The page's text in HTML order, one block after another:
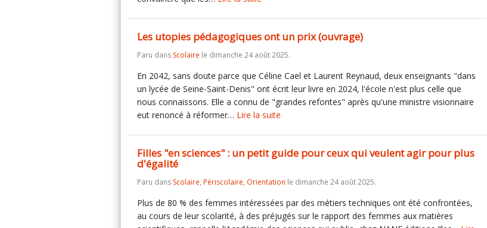
Les utopies pédagogiques ont un prix (ouvrage)
Paru dans Scolaire le dimanche 24 août 2025.
En 2042, sans doute parce que Céline Cael et Laurent Reynaud, deux enseignants "dans
un lycée de Seine-Saint-Denis" ont écrit leur livre en 2024, l'école n'est plus celle que
nous connaissons. Elle a connu de "grandes refontes" après qu'une ministre visionnaire
eut renoncé à réformer… Lire la suite
Filles "en sciences" : un petit guide pour ceux qui veulent agir pour plus
d'égalité
Paru dans Scolaire, Périscolaire, Orientation le dimanche 24 août 2025.
Plus de 80 % des femmes intéressées par des métiers techniques ont été confrontées,
au cours de leur scolarité, à des préjugés sur le rapport des femmes aux matières